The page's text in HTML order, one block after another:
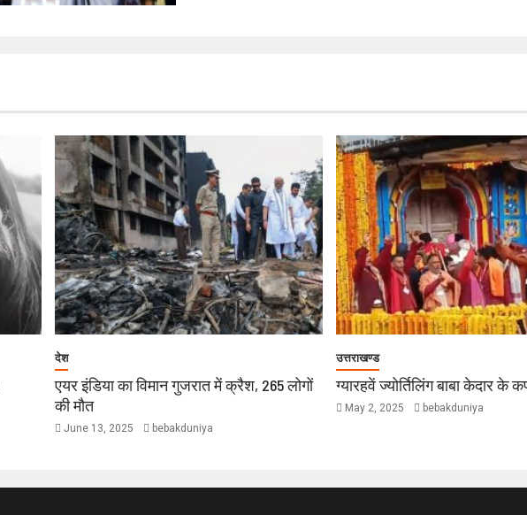
देश
एयर इंडिया का विमान गुजरात में क्रैश, 265 लोगों
की मौत
June 13, 2025 bebakduniya
उत्तराखण्ड
ग्यारहवें ज्योर्तिलिंग बाबा केदार के
May 2, 2025 bebakduniya